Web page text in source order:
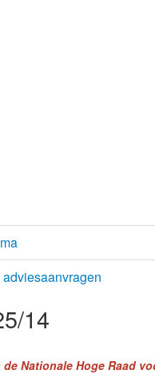
14
Nationale Hoge Raad